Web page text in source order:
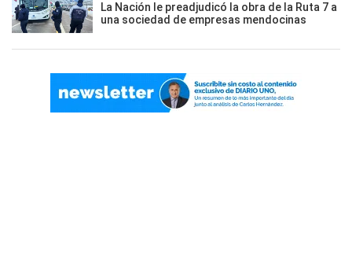
La Nación le preadjudicó la obra de la Ruta 7 a
una sociedad de empresas mendocinas